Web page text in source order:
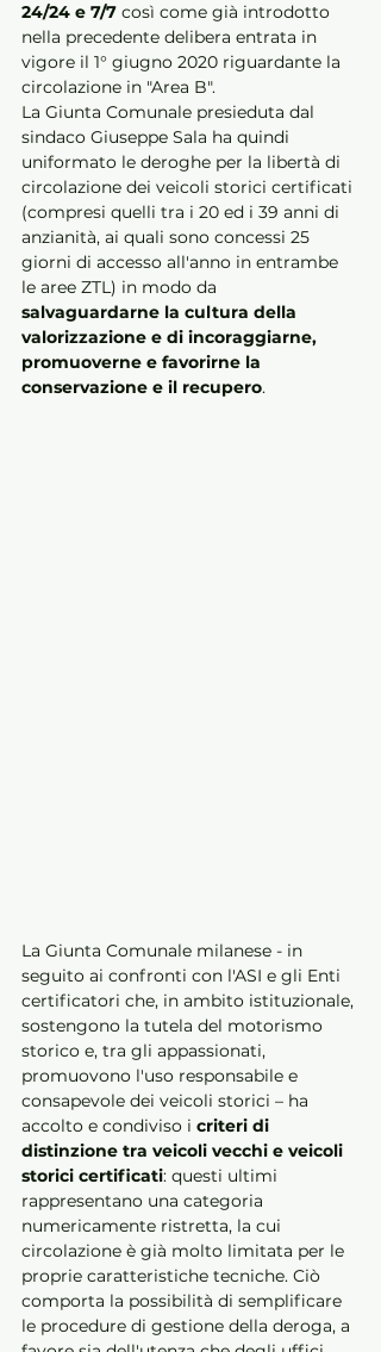
24/24 e 7/7 così come già introdotto
nella precedente delibera entrata in
vigore il 1° giugno 2020 riguardante la
circolazione in "Area B".
La Giunta Comunale presieduta dal
sindaco Giuseppe Sala ha quindi
uniformato le deroghe per la libertà di
circolazione dei veicoli storici certificati
(compresi quelli tra i 20 ed i 39 anni di
anzianità, ai quali sono concessi 25
giorni di accesso all'anno in entrambe
le aree ZTL) in modo da
salvaguardarne la cultura della
valorizzazione e di incoraggiarne,
promuoverne e favorirne la
conservazione e il recupero.
La Giunta Comunale milanese - in
seguito ai confronti con l'ASI e gli Enti
certificatori che, in ambito istituzionale,
sostengono la tutela del motorismo
storico e, tra gli appassionati,
promuovono l'uso responsabile e
consapevole dei veicoli storici – ha
accolto e condiviso i criteri di
distinzione tra veicoli vecchi e veicoli
storici certificati: questi ultimi
rappresentano una categoria
numericamente ristretta, la cui
circolazione è già molto limitata per le
proprie caratteristiche tecniche. Ciò
comporta la possibilità di semplificare
le procedure di gestione della deroga, a